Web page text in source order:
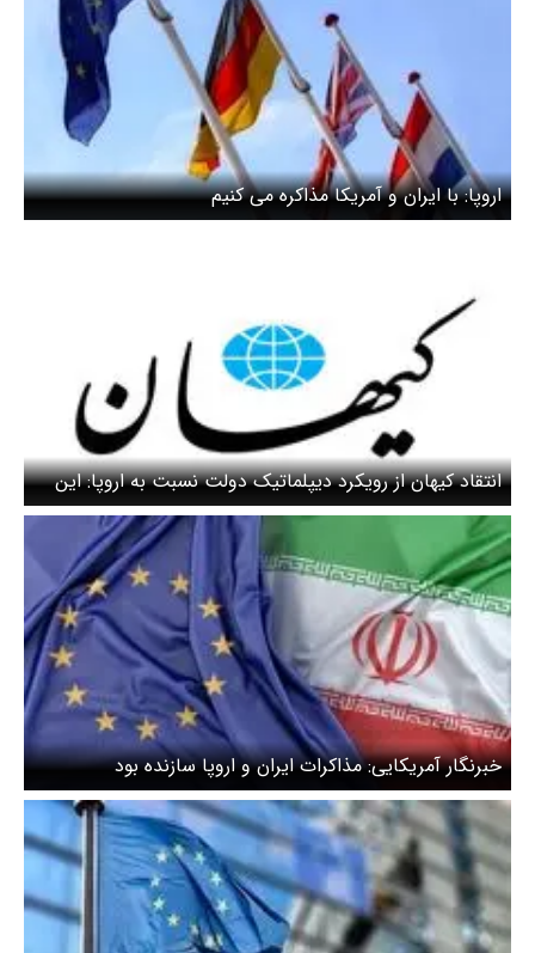
اروپا: با ایران و آمریکا مذاکره می کنیم
انتقاد کیهان از رویکرد دیپلماتیک دولت نسبت به اروپا: این
کار تکرار شکست است
خبرنگار آمریکایی: مذاکرات ایران و اروپا سازنده‌ بود